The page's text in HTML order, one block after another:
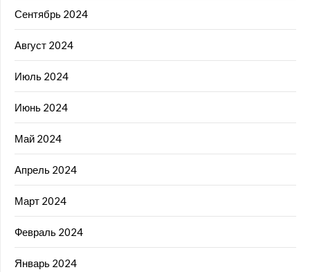
Сентябрь 2024
Август 2024
Июль 2024
Июнь 2024
Май 2024
Апрель 2024
Март 2024
Февраль 2024
Январь 2024